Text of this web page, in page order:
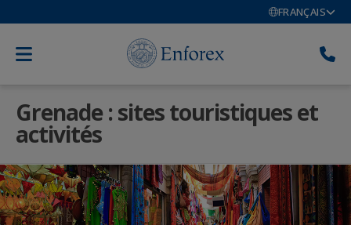
FRANÇAIS
Grenade : sites touristiques et
activités